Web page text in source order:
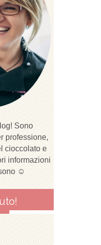
Sono
professione,
cioccolato e
informazioni
☺